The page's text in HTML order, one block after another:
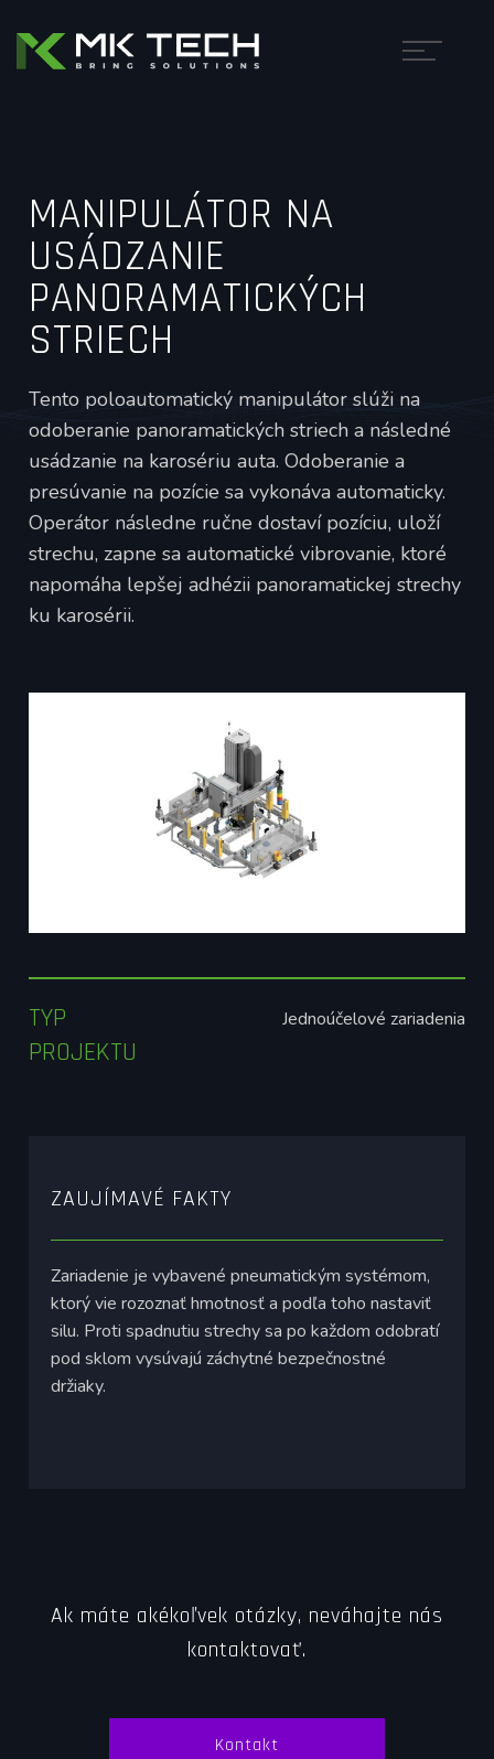
MANIPULÁTOR NA
USÁDZANIE
PANORAMATICKÝCH
STRIECH
Tento poloautomatický manipulátor slúži na
odoberanie panoramatických striech a následné
usádzanie na karosériu auta. Odoberanie a
presúvanie na pozície sa vykonáva automaticky.
Operátor následne ručne dostaví pozíciu, uloží
strechu, zapne sa automatické vibrovanie, ktoré
napomáha lepšej adhézii panoramatickej strechy
ku karosérii.
TYP
PROJEKTU
Jednoúčelové zariadenia
ZAUJÍMAVÉ FAKTY
Zariadenie je vybavené pneumatickým systémom,
ktorý vie rozoznať hmotnosť a podľa toho nastaviť
silu. Proti spadnutiu strechy sa po každom odobratí
pod sklom vysúvajú záchytné bezpečnostné
držiaky.
Ak máte akékoľvek otázky, neváhajte nás
kontaktovať.
Kontakt